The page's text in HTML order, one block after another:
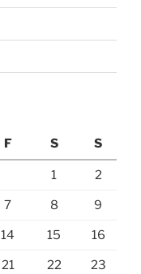
F S S
1 2
7 8 9
14 15 16
21 22 23